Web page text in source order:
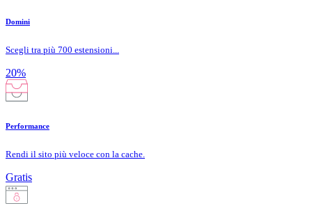
Domini
Scegli tra più 700 estensioni...
20%
Performance
Rendi il sito più veloce con la cache.
Gratis